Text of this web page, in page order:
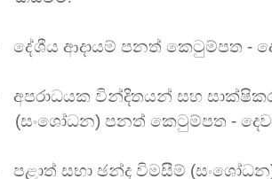
දේශීය ආදායම් පනත් කෙටුම්පත -
අපරාධයක වින්දිතයන් සහ
(සංශෝධන) පනත් කෙටුම්පත -
පළාත් සභා ඡන්ද විමසීම්